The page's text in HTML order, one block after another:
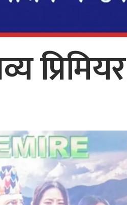
प्रिमियर